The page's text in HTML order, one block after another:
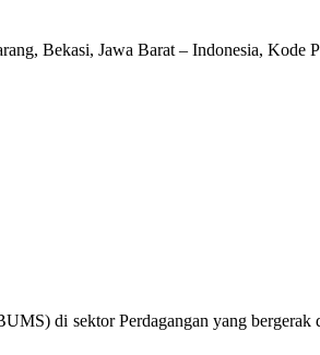
Bekasi, Jawa Barat – Indonesia, Kode
di sektor Perdagangan yang